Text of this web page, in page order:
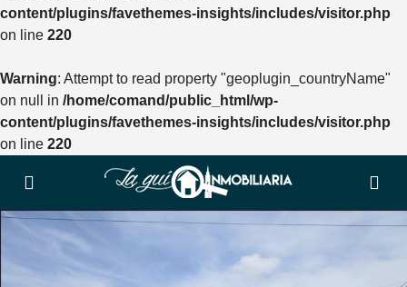
content/plugins/favethemes-insights/includes/visitor.php
on line 220
Warning: Attempt to read property "geoplugin_countryName"
on null in /home/comand/public_html/wp-
content/plugins/favethemes-insights/includes/visitor.php
on line 220